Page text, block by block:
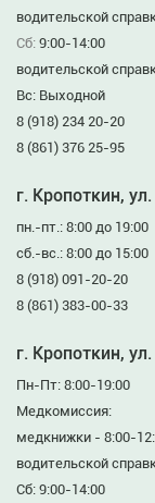
водительской
Сб: 9:00-14:00
водительской
Вс: Выходной
8 (918) 234 20-20
8 (861) 376 25-95
г. Кропоткин,
пн.-пт.: 8:00 до 19:00
сб.-вс.: 8:00 до 15:00
8 (918) 091-20-20
8 (861) 383-00-33
г. Кропоткин,
Пн-Пт: 8:00-19:00
Медкомиссия:
медкнижки - 8:00-
водительской
Сб: 9:00-14:00